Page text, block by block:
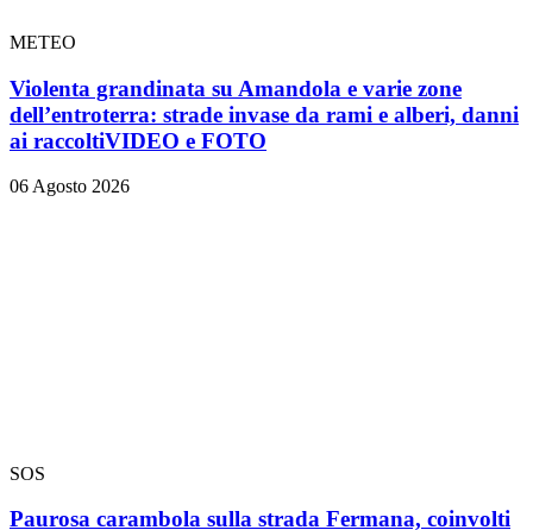
METEO
Violenta grandinata su Amandola e varie zone
dell’entroterra: strade invase da rami e alberi, danni
ai raccoltiVIDEO e FOTO
06 Agosto 2026
SOS
Paurosa carambola sulla strada Fermana, coinvolti